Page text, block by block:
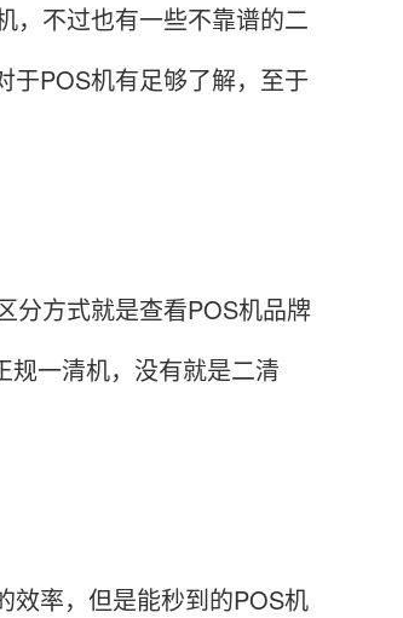
，不过也有一些不靠谱的二
于POS机有足够了解，至于
分方式就是查看POS机品牌
规一清机，没有就是二清
效率，但是能秒到的POS机